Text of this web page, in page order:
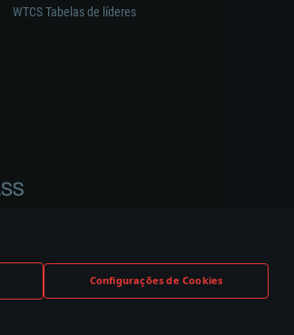
Configurações de Cookies
WTCS Tabelas de líderes